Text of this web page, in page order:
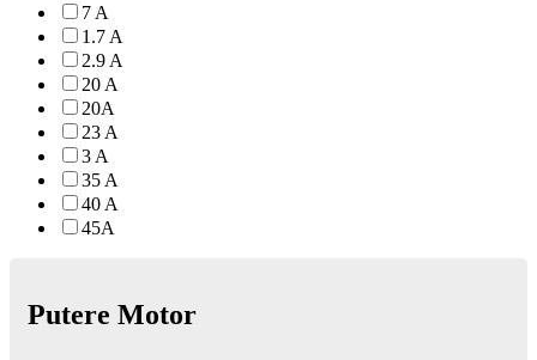
7 A
1.7 A
2.9 A
20 A
20A
23 A
3 A
35 A
40 A
45A
Putere Motor